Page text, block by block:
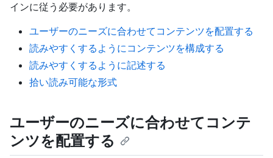
インに従う必要があります。
ユーザーのニーズに合わせてコンテンツを配置する
読みやすくするようにコンテンツを構成する
読みやすくするように記述する
拾い読み可能な形式
ユーザーのニーズに合わせてコンテ
ンツを配置する